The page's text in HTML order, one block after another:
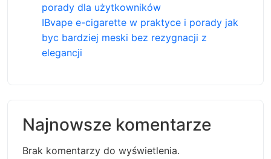
porady dla użytkowników
IBvape e-cigarette w praktyce i porady jak
byc bardziej meski bez rezygnacji z
elegancji
Najnowsze komentarze
Brak komentarzy do wyświetlenia.